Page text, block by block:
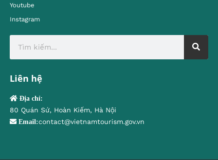
Youtube
Instagram
Liên hệ
Địa chỉ:
80 Quán Sứ, Hoàn Kiếm, Hà Nội
Email:contact@vietnamtourism.gov.vn